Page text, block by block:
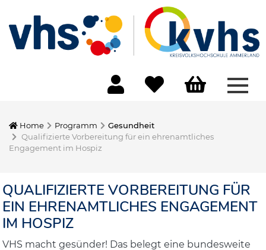
Home Programm
Gesundheit
Qualifizierte Vorbereitung für ein ehrenamtliches
Engagement im Hospiz
QUALIFIZIERTE VORBEREITUNG FÜR
EIN EHRENAMTLICHES ENGAGEMENT
IM HOSPIZ
VHS macht gesünder! Das belegt eine bundesweite